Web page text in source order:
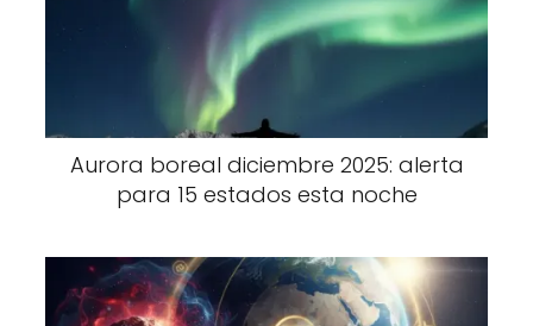
Aurora boreal diciembre 2025: alerta
para 15 estados esta noche